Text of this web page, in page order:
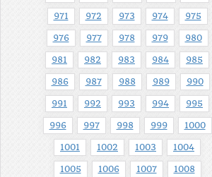
971 972 973 974 975
976 977 978 979 980
981 982 983 984 985
986 987 988 989 990
991 992 993 994 995
996 997 998 999 1000
1001 1002 1003 1004
1005 1006 1007 1008